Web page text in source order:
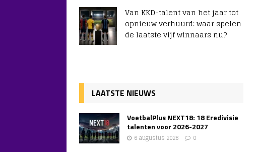
Van KKD-talent van het jaar tot
opnieuw verhuurd: waar spelen
de laatste vijf winnaars nu?
LAATSTE NIEUWS
VoetbalPlus NEXT18: 18 Eredivisie
talenten voor 2026-2027
6 augustus 2026 0